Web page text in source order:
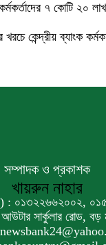
৭ কোটি ২০ লাখ
খরচে কেন্দ্রীয় ব্যাংক
সম্পাদক ও প্রকাশক
খায়রুন নাহার
: ০১৩২২৬৬২০০২,
আউটার সার্কুলার রোড, বড়